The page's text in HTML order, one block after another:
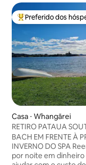
Entre os melhores
Preferido dos
Casa ⋅ Whangārei
RETIRO PATAUA
BACH EM FRENTE À
INVERNO DO SPA
por noite em dinheiro